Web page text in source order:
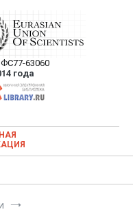
Ученых —
статей в
журнале
63060
года
научных статей в
журнале